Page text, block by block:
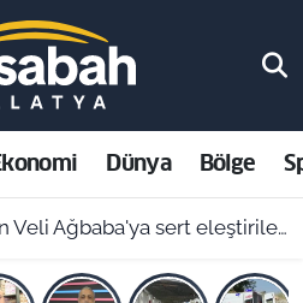
Dünya Bölge
sert eleştiriler: "Kimse hukukun üzerinde değil"
Haritası